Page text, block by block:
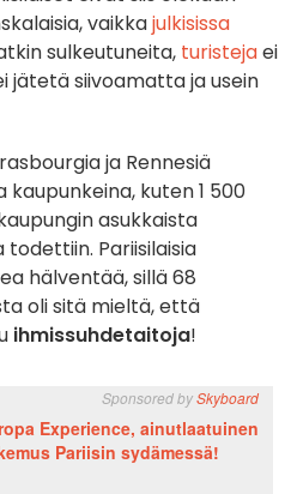
vaikkajulkisissa
sulkeutuneita, turistejaei
jätetä siivoamatta ja usein
ja Rennesiä
kuten 1 500
asukkaista
Pariisilaisia
hälventää, sillä 68
oli sitä mieltä, että
ihmissuhdetaitoja!